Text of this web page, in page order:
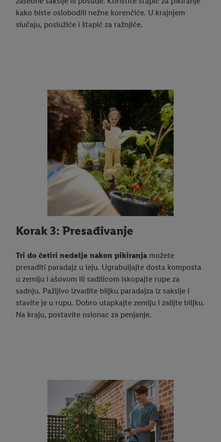
kako biste oslobodili nežne korenčiće. U krajnjem
slučaju, poslužiće i štapić za ražnjiće.
Korak 3: Presađivanje
Tri do četiri nedelje nakon pikiranja možete
presaditi paradajz u leju. Ugrabuljajte dosta komposta
u zemlju i ašovom ili sadilicom iskopajte rupe za
sadnju. Pažljivo izvadite biljku paradajza iz saksije i
stavite je u rupu. Dobro utapkajte zemlju i zalijte biljku.
Na kraju, postavite oslonac za penjanje.